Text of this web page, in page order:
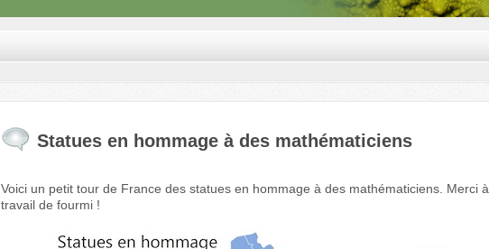
Statues en hommage à des mathématiciens
Voici un petit tour de France des statues en hommage à des mathématiciens. Merci à
travail de fourmi !